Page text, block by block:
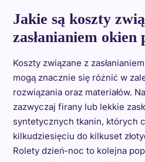
Jakie są koszty
zasłanianiem okien
Koszty związane z
mogą znacznie się różnić w
rozwiązania oraz materiałów.
zazwyczaj firany lub lekkie
syntetycznych tkanin, których
kilkudziesięciu do kilkuset
Rolety dzień-noc to kolejna